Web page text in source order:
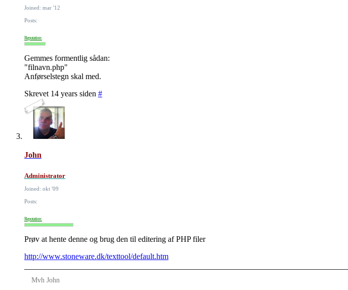
Joined: mar '12
Posts:
Reputation:
Gemmes formentlig sådan:
"filnavn.php"
Anførselstegn skal med.
Skrevet 14 years siden #
John
Administrator
Joined: okt '09
Posts:
Reputation:
Prøv at hente denne og brug den til editering af PHP filer
http://www.stoneware.dk/texttool/default.htm
Mvh John